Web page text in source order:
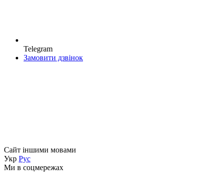
Telegram
Замовити дзвінок
Сайт іншими мовами
Укр Рус
Ми в соцмережах